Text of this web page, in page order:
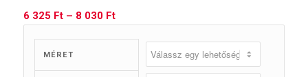
6 325 Ft – 8 030 FtÁrtartomány:
MÉRET